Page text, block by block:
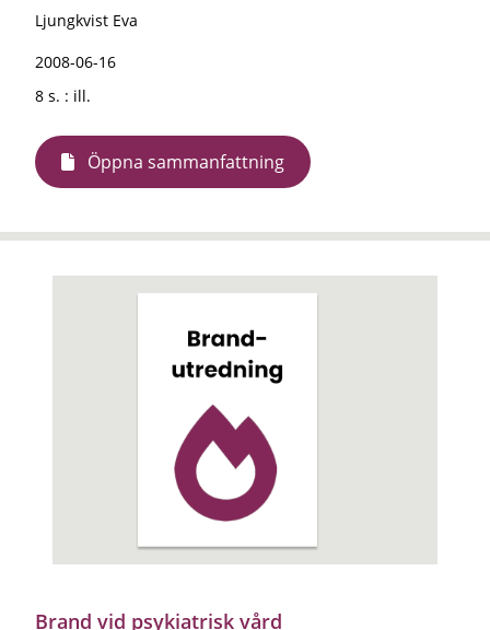
Ljungkvist Eva
2008-06-16
8 s. : ill.
Öppna sammanfattning
Brand vid psykiatrisk vård